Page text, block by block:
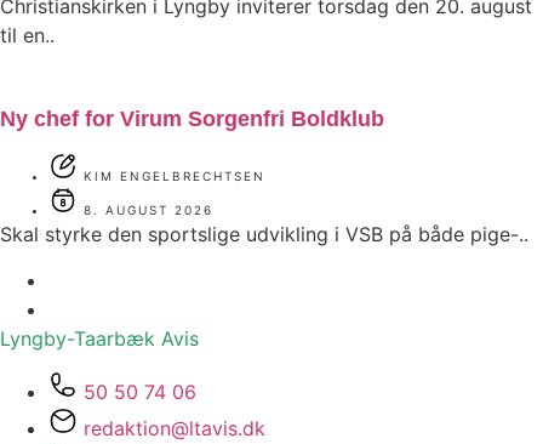
Christianskirken i Lyngby inviterer torsdag den 20. august
til en..
Ny chef for Virum Sorgenfri Boldklub
KIM ENGELBRECHTSEN
8. AUGUST 2026
Skal styrke den sportslige udvikling i VSB på både pige-..
Lyngby-Taarbæk Avis
50 50 74 06
redaktion@ltavis.dk